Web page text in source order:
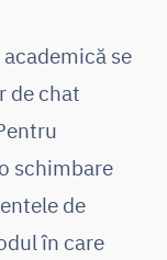
se
de chat
schimbare
de
în care